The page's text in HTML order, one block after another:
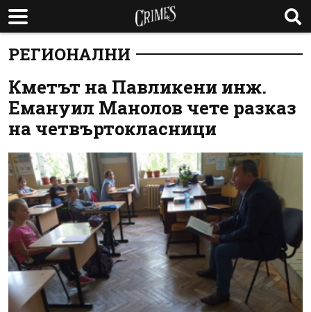
РЕГИОНАЛНИ
Кметът на Павликени инж.
Емануил Манолов чете разказ
на четвъртокласници